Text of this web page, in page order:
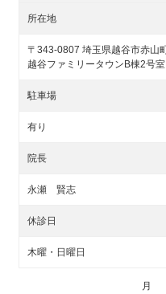
所在地
〒343-0807 埼玉県越谷市赤山
越谷ファミリータウンB棟2号室
駐車場
有り
院長
永瀬 賢志
休診日
木曜・日曜日
月